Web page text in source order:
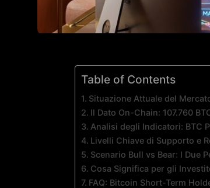
Table of Contents
Situazione Attuale del
Il Dato On-Chain: 107.760
Analisi degli Indicatori: BTC
Livelli Chiave di Supporto e
Scenario Bull vs Bear: I Due
Cosa Significa per gli
FAQ: Bitcoin Short-Term